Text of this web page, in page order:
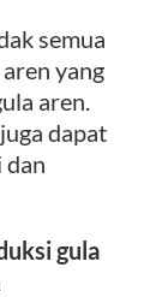
semua
yang
aren.
dapat
dan
gula